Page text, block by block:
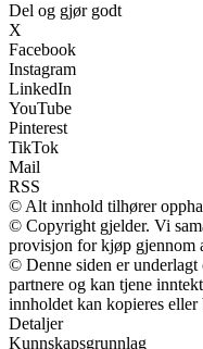
Del og gjør godt
X
Facebook
Instagram
LinkedIn
YouTube
Pinterest
TikTok
Mail
RSS
© Alt innhold tilhører
© Copyright gjelder. Vi
provisjon for kjøp gjennom
© Denne siden er
partnere og kan tjene
innholdet kan kopieres eller
Detaljer
Kunnskapsgrunnlag